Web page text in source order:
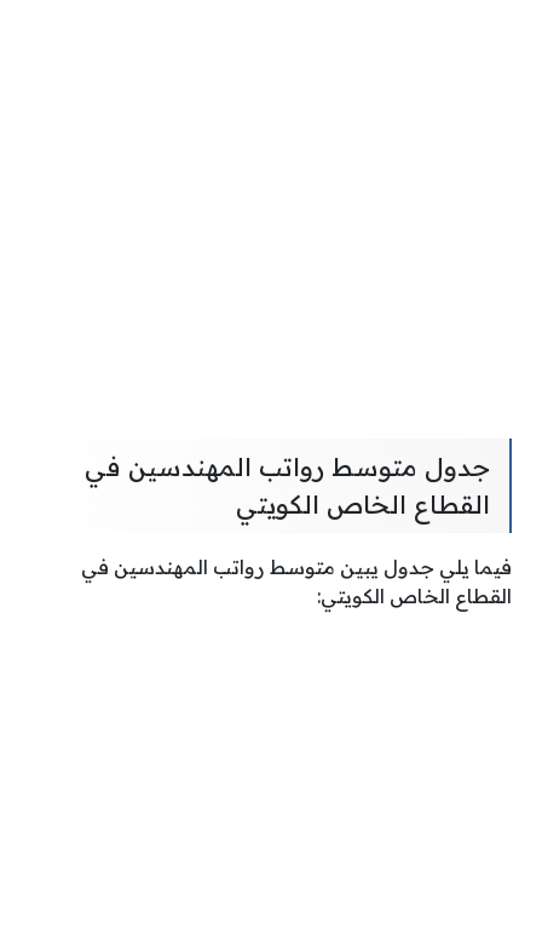
جدول متوسط رواتب المهندسين في
القطاع الخاص الكويتي
فيما يلي جدول يبين متوسط رواتب المهندسين في
القطاع الخاص الكويتي: